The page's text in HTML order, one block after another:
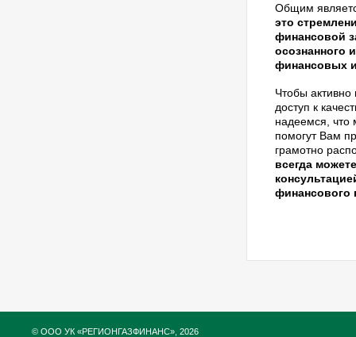
Общим
это
финансовой
осознанного
финансовых
Чтобы
доступ к
надеемся, что
помогут Вам
грамотно
всегда
финансового
© ООО УК «РЕГИОНГАЗФИНАНС», 2026